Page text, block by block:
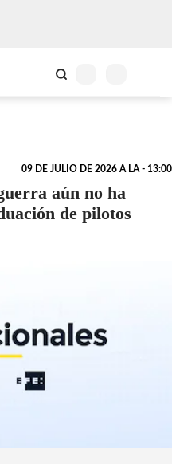
09 DE JULIO DE 2026 A LA - 13:00
aún no ha
de pilotos